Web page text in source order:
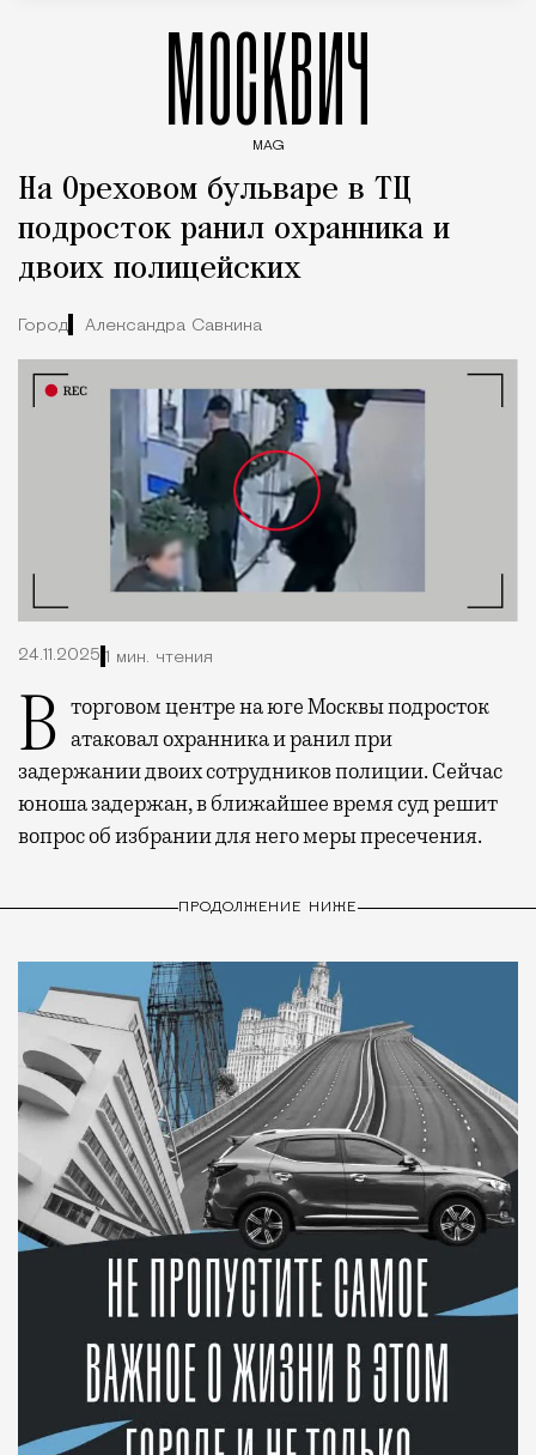
МОСКВИЧ
MAG
На Ореховом бульваре в ТЦ
подросток ранил охранника и
двоих полицейских
Город Александра Савкина
24.11.2025 1 мин. чтения
В торговом центре на юге Москвы подросток атаковал охранника и ранил при
задержании двоих сотрудников полиции. Сейчас
юноша задержан, в ближайшее время суд решит
вопрос об избрании для него меры пресечения.
ПРОДОЛЖЕНИЕ НИЖЕ